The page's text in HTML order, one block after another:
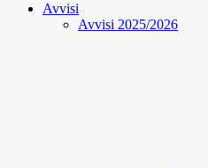
Avvisi
Avvisi 2025/2026